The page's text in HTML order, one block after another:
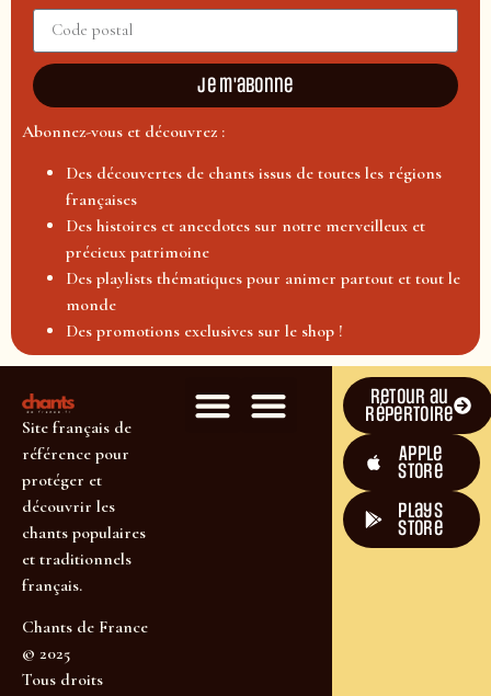
Je m'abonne
Abonnez-vous et découvrez :
Des découvertes de chants issus de toutes les régions
françaises
Des histoires et anecdotes sur notre merveilleux et
précieux patrimoine
Des playlists thématiques pour animer partout et tout le
monde
Des promotions exclusives sur le shop !
Site français de
référence pour
protéger et
découvrir les
chants populaires
et traditionnels
français.
Chants de France
© 2025
Tous droits
Retour au
répertoire
Apple
Store
plays
store